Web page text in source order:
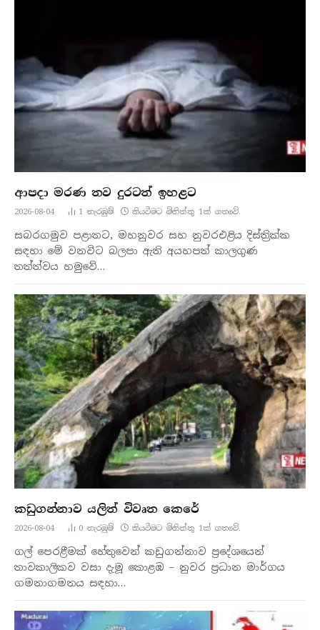
ආපදා මරණ තව දුරටත් ඉහළට
2026-08-04 1 නැරඹු​ම් කියවීමට මිනිත්තු 1ක් ගතවේ.
සබරගමුව පළාතට, මහනුවර සහ නුවරඑළිය දිස්ත්‍රික්ක
සඳහා මේ වනවිට බලපා ඇති අයහපත් කාලගුණ
තත්ත්වය හමුවේ…
කඩුගන්නාව යලිත් විවෘත කෙරේ
2026-08-04 0 නැරඹු​ම් කියවීමට මිනිත්තු 1ක් ගතවේ.
ගල් පෙරළීමක් හේතුවෙන් කඩුගන්නාව ප්‍රදේශයෙන්
තාවකාලිකව වසා දැමූ කොළඹ – නුවර ප්‍රධාන මාර්ගය
ගමනාගමනය සඳහා…